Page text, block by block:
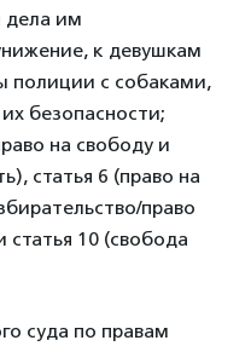
дела им
к девушкам
полиции с собаками,
безопасности;
на свободу и
статья 6 (право на
право
10 (свобода
суда по правам